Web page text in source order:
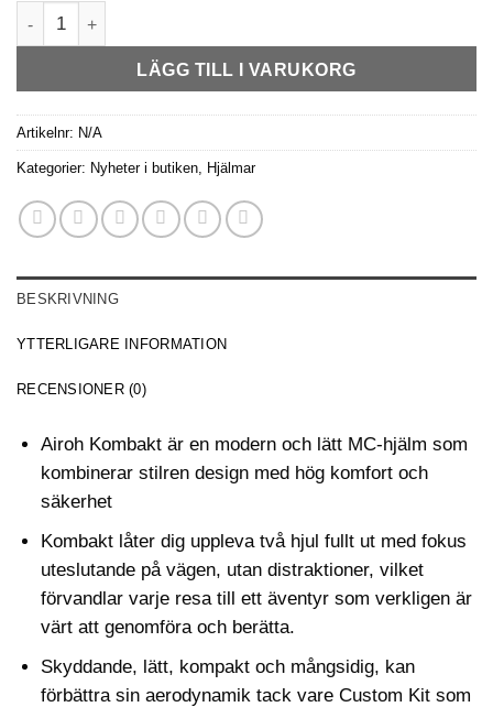
Airoh Hjälm Kombakt -rosa glansig mängd
LÄGG TILL I VARUKORG
Artikelnr: N/A
Kategorier: Nyheter i butiken, Hjälmar
BESKRIVNING
YTTERLIGARE INFORMATION
RECENSIONER (0)
Airoh Kombakt är en modern och lätt MC-hjälm som
kombinerar stilren design med hög komfort och
säkerhet
Kombakt låter dig uppleva två hjul fullt ut med fokus
uteslutande på vägen, utan distraktioner, vilket
förvandlar varje resa till ett äventyr som verkligen är
värt att genomföra och berätta.
Skyddande, lätt, kompakt och mångsidig, kan
förbättra sin aerodynamik tack vare Custom Kit som